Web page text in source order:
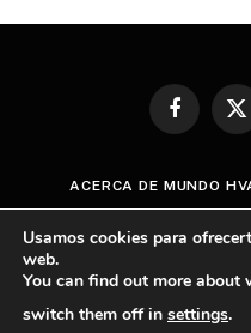
Facebook
X
ACERCA DE MUNDO
POLÍTICA GENERAL SOBRE
Usamos cookies para
web.
You can find out more about
switch them off in settings.